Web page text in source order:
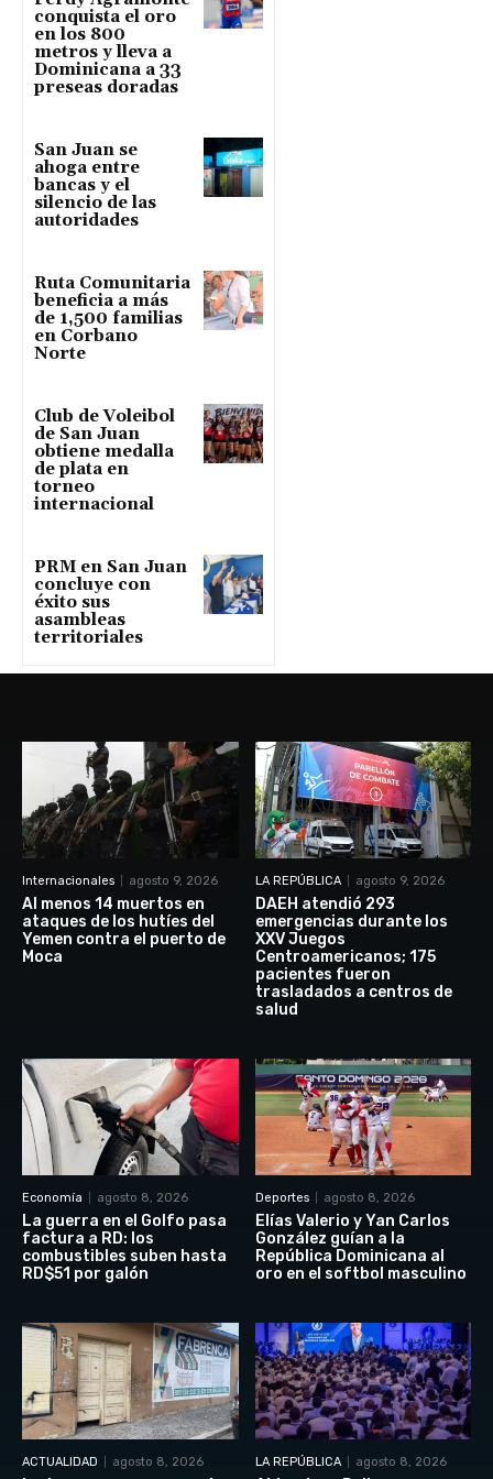
conquista el oro
en los 800
metros y lleva a
Dominicana a 33
preseas doradas
San Juan se
ahoga entre
bancas y el
silencio de las
autoridades
Ruta Comunitaria
beneficia a más
de 1,500 familias
en Corbano
Norte
Club de Voleibol
de San Juan
obtiene medalla
de plata en
torneo
internacional
PRM en San Juan
concluye con
éxito sus
asambleas
territoriales
Internacionales agosto 9, 2026
Al menos 14 muertos en
ataques de los hutíes del
Yemen contra el puerto de
Moca
LA REPÚBLICA agosto 9, 2026
DAEH atendió 293
emergencias durante los
XXV Juegos
Centroamericanos; 175
pacientes fueron
trasladados a centros de
salud
Economía agosto 8, 2026
La guerra en el Golfo pasa
factura a RD: los
combustibles suben hasta
RD$51 por galón
Deportes agosto 8, 2026
Elías Valerio y Yan Carlos
González guían a la
República Dominicana al
oro en el softbol masculino
ACTUALIDAD agosto 8, 2026 LA REPÚBLICA agosto 8, 2026